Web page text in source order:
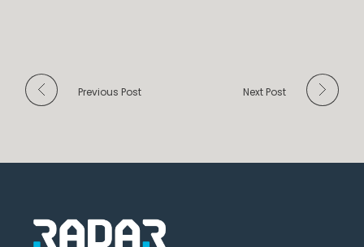
Previous Post Next Post